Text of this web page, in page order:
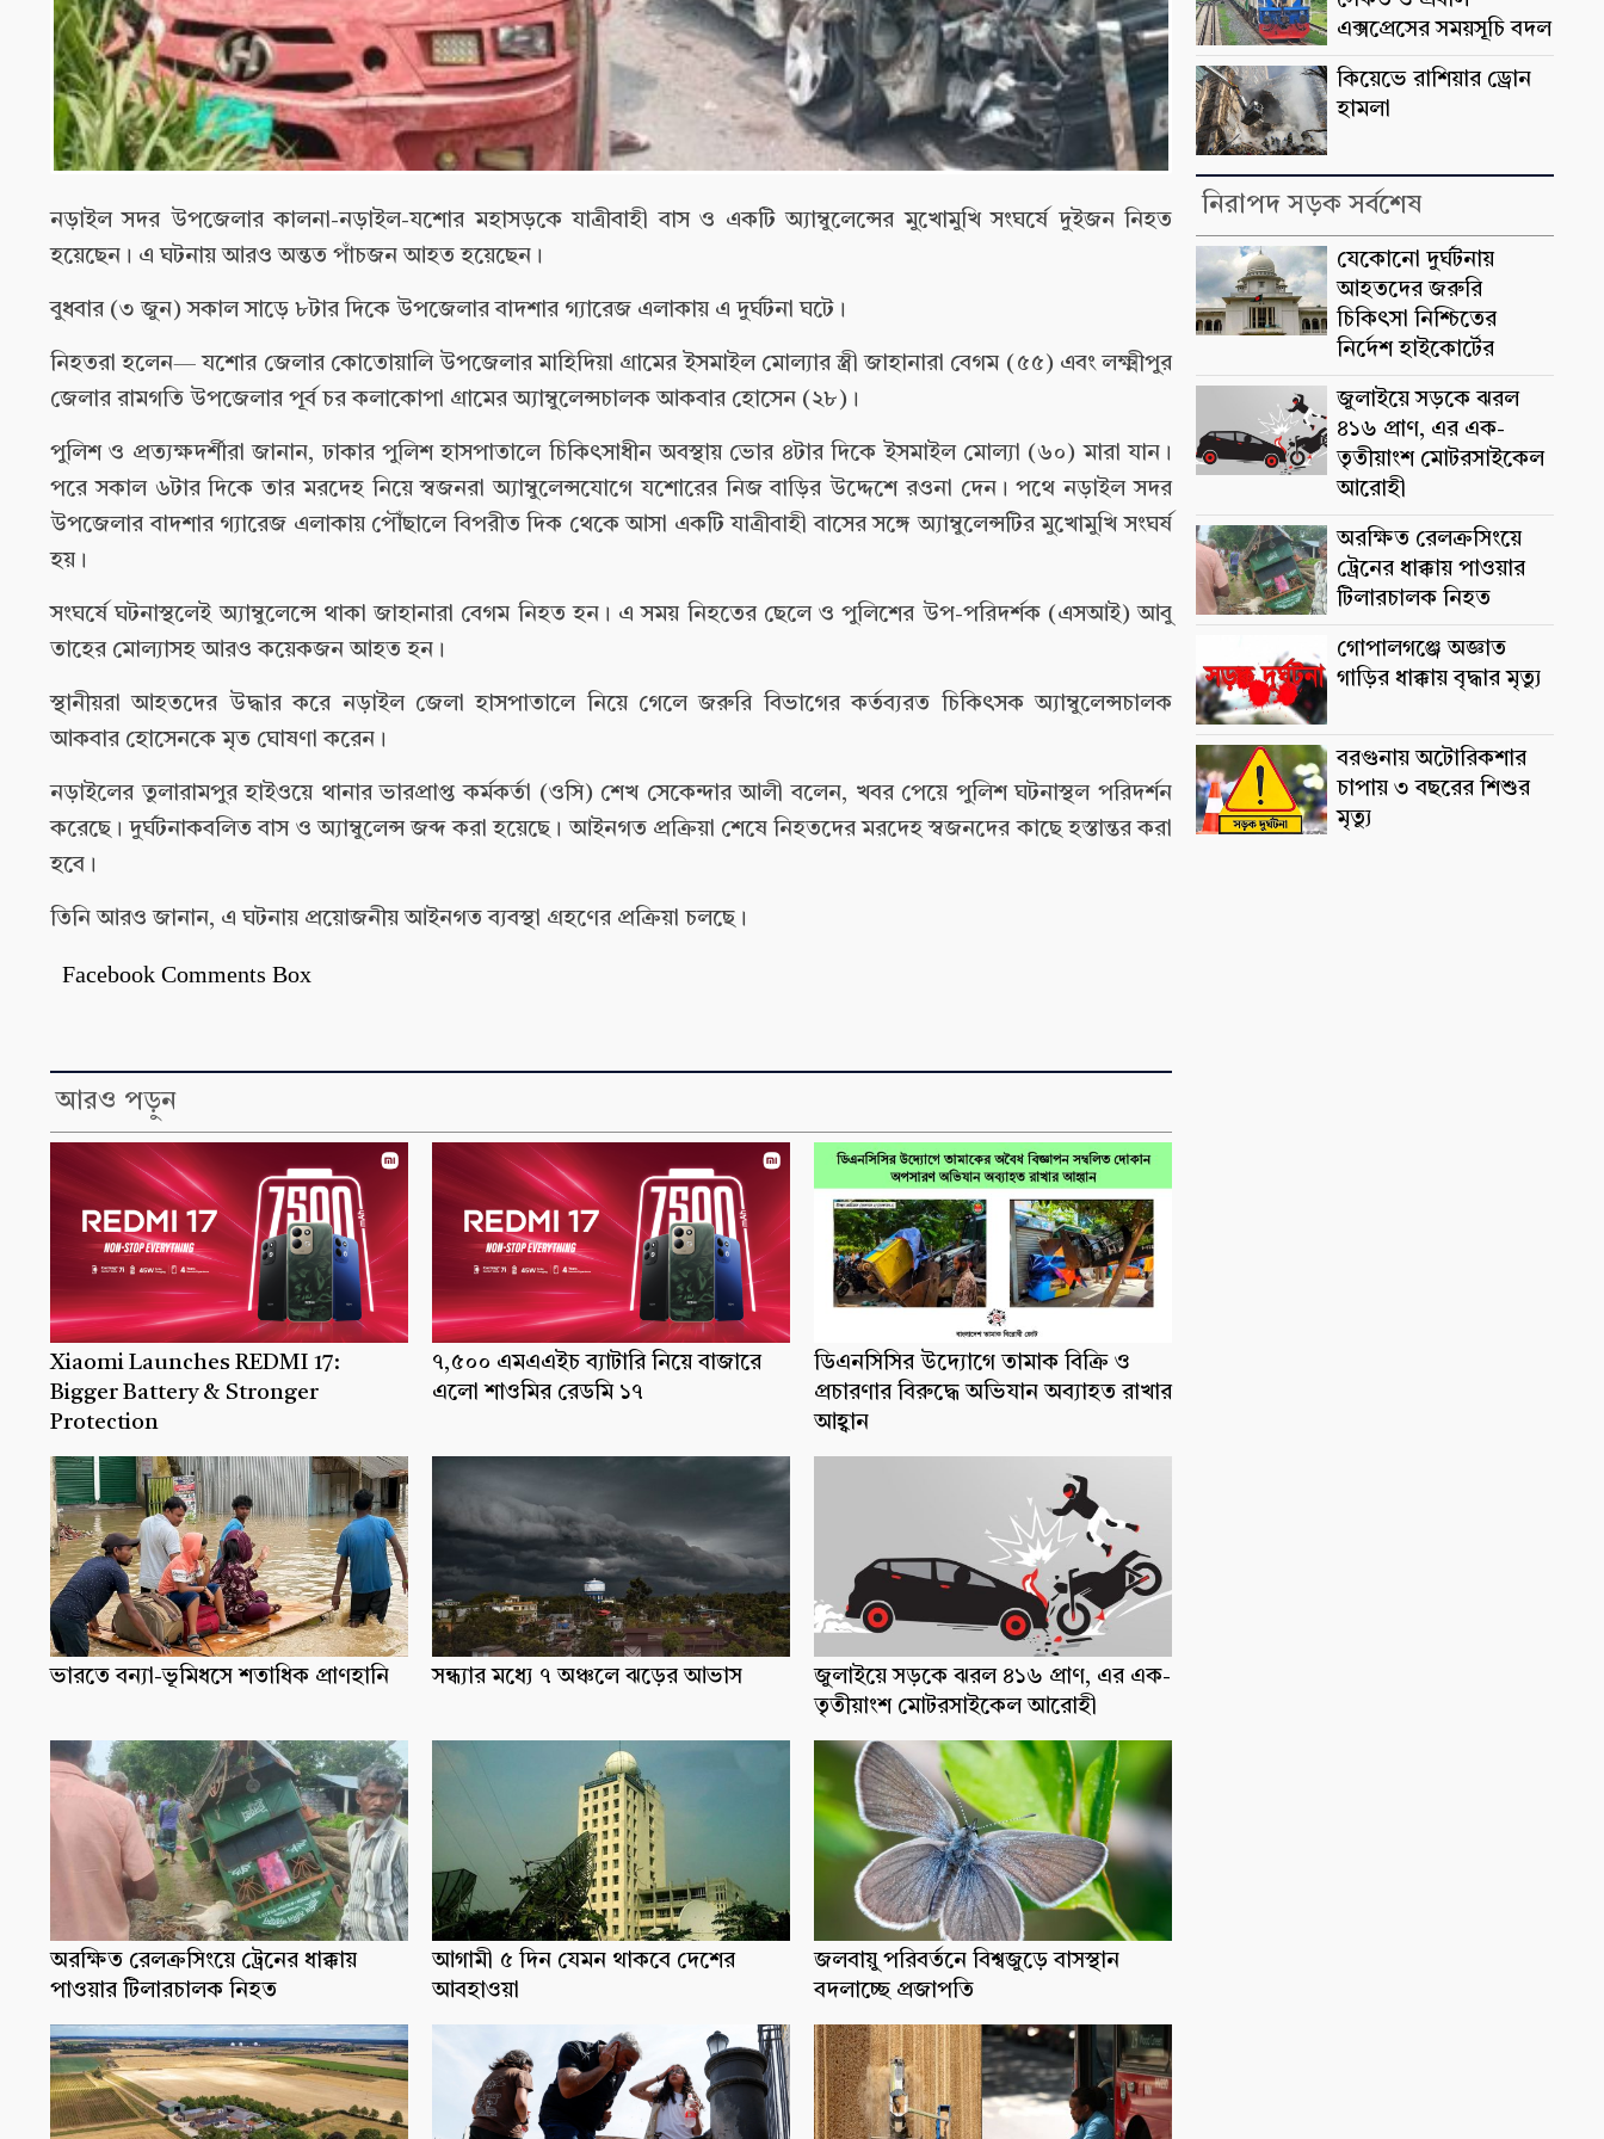
নড়াইল সদর উপজেলার কালনা-নড়াইল-যশোর মহাসড়কে যাত্রীবাহী বাস ও একটি অ্যাম্বুলেন্সের মুখোমুখি সংঘর্ষে দুইজন নিহত
হয়েছেন। এ ঘটনায় আরও অন্তত পাঁচজন আহত হয়েছেন।
বুধবার (৩ জুন) সকাল সাড়ে ৮টার দিকে উপজেলার বাদশার গ্যারেজ এলাকায় এ দুর্ঘটনা ঘটে।
নিহতরা হলেন— যশোর জেলার কোতোয়ালি উপজেলার মাহিদিয়া গ্রামের ইসমাইল মোল্যার স্ত্রী জাহানারা বেগম (৫৫) এবং লক্ষ্মীপুর
জেলার রামগতি উপজেলার পূর্ব চর কলাকোপা গ্রামের অ্যাম্বুলেন্সচালক আকবার হোসেন (২৮)।
পুলিশ ও প্রত্যক্ষদর্শীরা জানান, ঢাকার পুলিশ হাসপাতালে চিকিৎসাধীন অবস্থায় ভোর ৪টার দিকে ইসমাইল মোল্যা (৬০) মারা যান।
পরে সকাল ৬টার দিকে তার মরদেহ নিয়ে স্বজনরা অ্যাম্বুলেন্সযোগে যশোরের নিজ বাড়ির উদ্দেশে রওনা দেন। পথে নড়াইল সদর
উপজেলার বাদশার গ্যারেজ এলাকায় পৌঁছালে বিপরীত দিক থেকে আসা একটি যাত্রীবাহী বাসের সঙ্গে অ্যাম্বুলেন্সটির মুখোমুখি সংঘর্ষ
হয়।
সংঘর্ষে ঘটনাস্থলেই অ্যাম্বুলেন্সে থাকা জাহানারা বেগম নিহত হন। এ সময় নিহতের ছেলে ও পুলিশের উপ-পরিদর্শক (এসআই) আবু
তাহের মোল্যাসহ আরও কয়েকজন আহত হন।
স্থানীয়রা আহতদের উদ্ধার করে নড়াইল জেলা হাসপাতালে নিয়ে গেলে জরুরি বিভাগের কর্তব্যরত চিকিৎসক অ্যাম্বুলেন্সচালক
আকবার হোসেনকে মৃত ঘোষণা করেন।
নড়াইলের তুলারামপুর হাইওয়ে থানার ভারপ্রাপ্ত কর্মকর্তা (ওসি) শেখ সেকেন্দার আলী বলেন, খবর পেয়ে পুলিশ ঘটনাস্থল পরিদর্শন
করেছে। দুর্ঘটনাকবলিত বাস ও অ্যাম্বুলেন্স জব্দ করা হয়েছে। আইনগত প্রক্রিয়া শেষে নিহতদের মরদেহ স্বজনদের কাছে হস্তান্তর করা
হবে।
তিনি আরও জানান, এ ঘটনায় প্রয়োজনীয় আইনগত ব্যবস্থা গ্রহণের প্রক্রিয়া চলছে।
Facebook Comments Box
আরও পড়ুন
Xiaomi Launches REDMI 17:
Bigger Battery & Stronger
Protection
৭,৫০০ এমএএইচ ব্যাটারি নিয়ে বাজারে
এলো শাওমির রেডমি ১৭
ডিএনসিসির উদ্যোগে তামাক বিক্রি ও
প্রচারণার বিরুদ্ধে অভিযান অব্যাহত রাখার
আহ্বান
ভারতে বন্যা-ভূমিধসে শতাধিক প্রাণহানি সন্ধ্যার মধ্যে ৭ অঞ্চলে ঝড়ের আভাস
জুলাইয়ে সড়কে ঝরল ৪১৬ প্রাণ, এর এক-
তৃতীয়াংশ মোটরসাইকেল আরোহী
অরক্ষিত রেলক্রসিংয়ে ট্রেনের ধাক্কায়
পাওয়ার টিলারচালক নিহত
আগামী ৫ দিন যেমন থাকবে দেশের
আবহাওয়া
জলবায়ু পরিবর্তনে বিশ্বজুড়ে বাসস্থান
বদলাচ্ছে প্রজাপতি
এক্সপ্রেসের সময়সূচি বদল
কিয়েভে রাশিয়ার ড্রোন
হামলা
নিরাপদ সড়ক সর্বশেষ
যেকোনো দুর্ঘটনায়
আহতদের জরুরি
চিকিৎসা নিশ্চিতের
নির্দেশ হাইকোর্টের
জুলাইয়ে সড়কে ঝরল
৪১৬ প্রাণ, এর এক-
তৃতীয়াংশ মোটরসাইকেল
আরোহী
অরক্ষিত রেলক্রসিংয়ে
ট্রেনের ধাক্কায় পাওয়ার
টিলারচালক নিহত
গোপালগঞ্জে অজ্ঞাত
গাড়ির ধাক্কায় বৃদ্ধার মৃত্যু
বরগুনায় অটোরিকশার
চাপায় ৩ বছরের শিশুর
মৃত্যু